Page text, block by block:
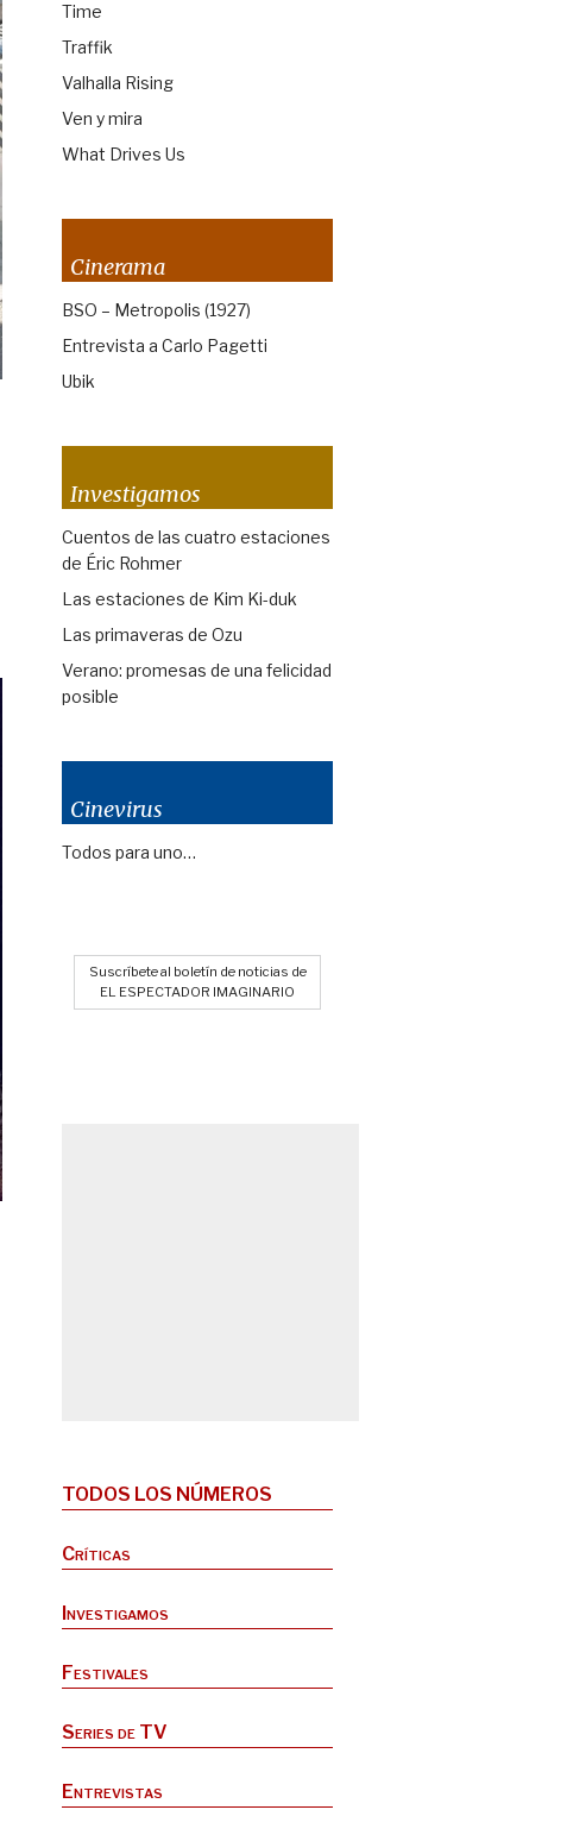
Time
Traffik
Valhalla Rising
Ven y mira
What Drives Us
Cinerama
BSO – Metropolis (1927)
Entrevista a Carlo Pagetti
Ubik
Investigamos
Cuentos de las cuatro estaciones
de Éric Rohmer
Las estaciones de Kim Ki-duk
Las primaveras de Ozu
Verano: promesas de una felicidad
posible
Cinevirus
Todos para uno…
Suscríbete al boletín de noticias de
EL ESPECTADOR IMAGINARIO
TODOS LOS NÚMEROS
Críticas
Investigamos
Festivales
Series de TV
Entrevistas